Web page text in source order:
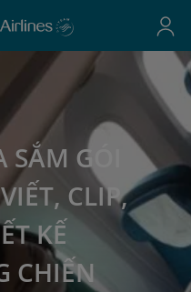
GÓI
CLIP,
KẾ
CHIẾN